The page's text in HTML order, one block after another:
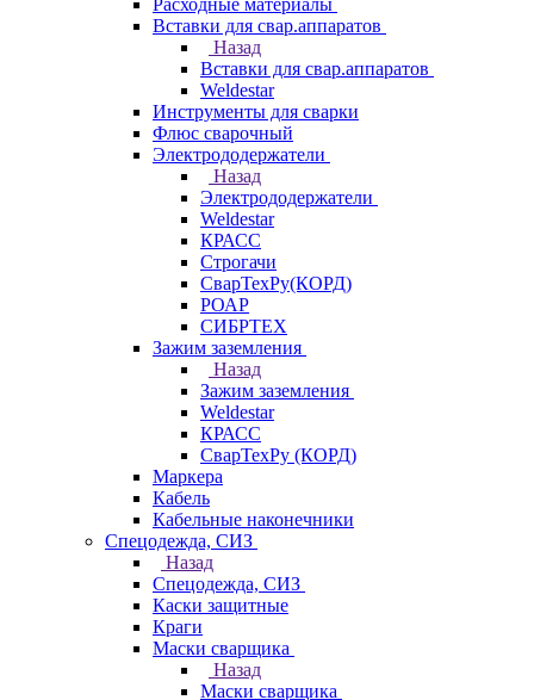
Расходные материалы
Вставки для свар.аппаратов
Назад
Вставки для свар.аппаратов
Weldestar
Инструменты для сварки
Флюс сварочный
Электрододержатели
Назад
Электрододержатели
Weldestar
КРАСС
Строгачи
СварТехРу(КОРД)
РОАР
СИБРТЕХ
Зажим заземления
Назад
Зажим заземления
Weldestar
КРАСС
СварТехРу (КОРД)
Маркера
Кабель
Кабельные наконечники
Спецодежда, СИЗ
Назад
Спецодежда, СИЗ
Каски защитные
Краги
Маски сварщика
Назад
Маски сварщика